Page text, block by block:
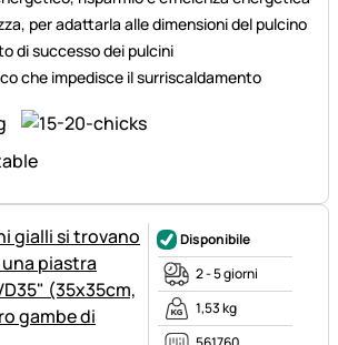
per adattarla alle dimensioni del pulcino
di successo dei pulcini
che impedisce il surriscaldamento
Disponibile
2 - 5 giorni
1,53 kg